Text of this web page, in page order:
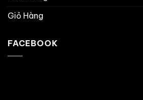
Giỏ Hàng
FACEBOOK